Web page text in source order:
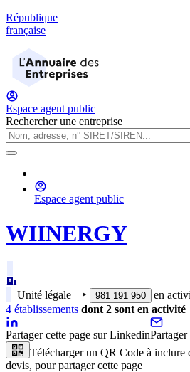
République
française
Espace agent public
Rechercher une entreprise
Espace agent public
WIINERGY
Unité légale ‣ 981 191 950
en
4 établissements dont 2 sont en activité
Partager cette page sur Linkedin
Télécharger un QR Code à inclure
devis, pour partager cette page